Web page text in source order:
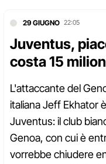
29 GIUGNO 22:05
Juventus,
costa 15
L'attaccante del
italiana Jeff Ekhator
Juventus: il club
Genoa, con cui è
vorrebbe chiudere